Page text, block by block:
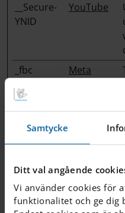
Samtycke
Ditt val angående
Vi använder cookies för
funktionalitet och ge dig
__Secure-
YNID
YouTube
_fbc
Meta